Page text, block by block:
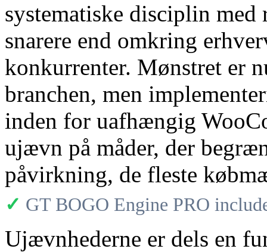
systematiske disciplin med
snarere end omkring
konkurrenter. Mønstret er
branchen, men
inden for uafhængig
ujævn på måder, der
påvirkning, de fleste
✓ GT BOGO Engine PRO
Ujævnhederne er dels en